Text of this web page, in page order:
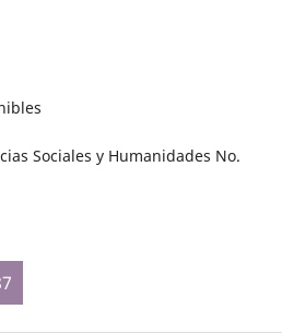
Sociales y Humanidades No.